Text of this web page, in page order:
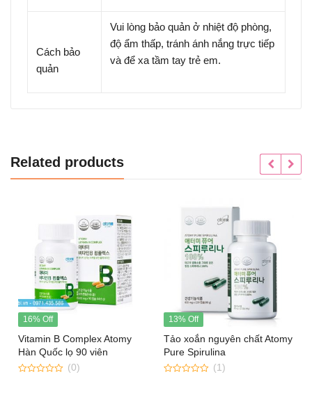
Cách bảo
quản
Vui lòng bảo quản ở nhiệt độ phòng,
độ ẩm thấp, tránh ánh nắng trực tiếp
và để xa tầm tay trẻ em.
Related products
16% Off
Vitamin B Complex Atomy
Hàn Quốc lọ 90 viên
(0)
13% Off
Tảo xoắn nguyên chất Atomy
Pure Spirulina
(1)